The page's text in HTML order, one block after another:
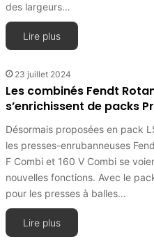
des largeurs…
Lire plus
23 juillet 2024
Les combinés Fendt
s’enrichissent de packs
Désormais proposées en pack
les presses-enrubanneuses
F Combi et 160 V Combi se
nouvelles fonctions. Avec le
pour les presses à balles…
Lire plus